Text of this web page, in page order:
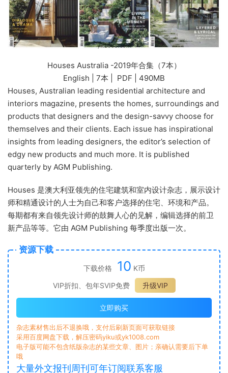
Houses Australia -2019年合集（7本）
English | 7本 | PDF | 490MB
Houses, Australian leading residential architecture and
interiors magazine, presents the homes, surroundings and
products that designers and the design-savvy choose for
themselves and their clients. Each issue has inspirational
insights from leading designers, the editor’s selection of
edgy new products and much more. It is published
quarterly by AGM Publishing.
Houses 是澳大利亚领先的住宅建筑和室内设计杂志，展示设计
师和精通设计的人士为自己和客户选择的住宅、环境和产品。
每期都有来自领先设计师的鼓舞人心的见解，编辑选择的前卫
新产品等等。它由 AGM Publishing 每季度出版一次。
资源下载
下载价格 10 K币
VIP折扣、包年SVIP免费
升级VIP
立即购买
杂志素材售出后不退换哦，支付后刷新页面可获取链接
采用百度网盘下载，解压密码yiku或yk1008.com
电子版可能不包含纸版杂志的某些文章、图片；亲确认需要后下单
哦
大量外文报刊周刊可年订阅联系客服